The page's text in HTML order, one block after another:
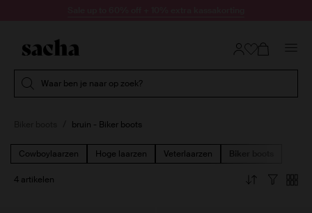
Waar ben je naar op zoek?
bruin - Biker boots
Cowboylaarzen Hoge laarzen Veterlaarzen Biker boots
4 artikelen